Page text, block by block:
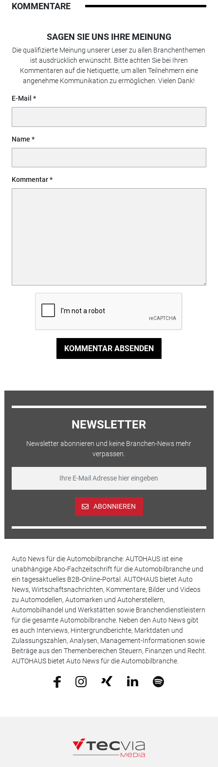
KOMMENTARE
SAGEN SIE UNS IHRE MEINUNG
Die qualifizierte Meinung unserer Leser zu allen Branchenthemen
ist ausdrücklich erwünscht. Bitte achten Sie bei Ihren
Kommentaren auf die Netiquette, um allen Teilnehmern eine
angenehme Kommunikation zu ermöglichen. Vielen Dank!
E-Mail
Name
Kommentar
KOMMENTAR ABSENDEN
NEWSLETTER
Newsletter abonnieren und keine Branchen-News mehr
verpassen.
ABONNIEREN
Auto News für die Automobilbranche: AUTOHAUS ist eine
unabhängige Abo-Fachzeitschrift für die Automobilbranche und
ein tagesaktuelles B2B-Online-Portal. AUTOHAUS bietet Auto
News, Wirtschaftsnachrichten, Kommentare, Bilder und Videos
zu Automodellen, Automarken und Autoherstellern,
Automobilhandel und Werkstätten sowie Branchendienstleistern
für die gesamte Automobilbranche. Neben den Auto News gibt
es auch Interviews, Hintergrundberichte, Marktdaten und
Zulassungszahlen, Analysen, Management-Informationen sowie
Beiträge aus den Themenbereichen Steuern, Finanzen und Recht.
AUTOHAUS bietet Auto News für die Automobilbranche.